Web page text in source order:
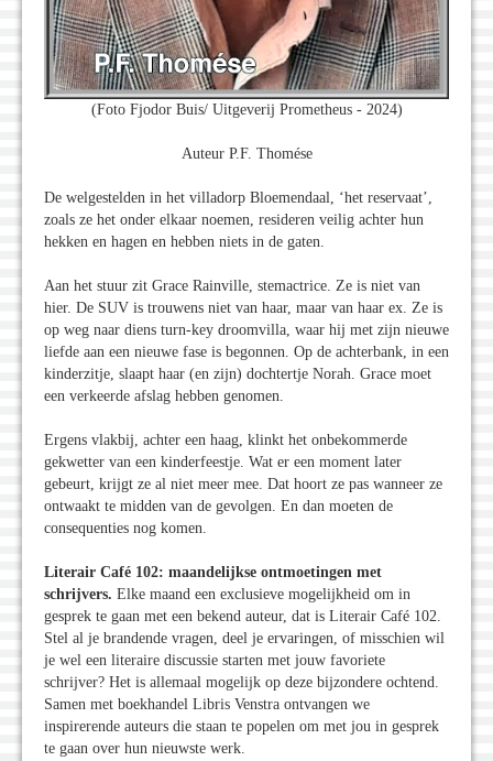
(Foto Fjodor Buis/ Uitgeverij Prometheus - 2024)
Auteur P.F. Thomése
De welgestelden in het villadorp Bloemendaal, ‘het reservaat’,
zoals ze het onder elkaar noemen, resideren veilig achter hun
hekken en hagen en hebben niets in de gaten.
Aan het stuur zit Grace Rainville, stemactrice. Ze is niet van
hier. De SUV is trouwens niet van haar, maar van haar ex. Ze is
op weg naar diens turn-key droomvilla, waar hij met zijn nieuwe
liefde aan een nieuwe fase is begonnen. Op de achterbank, in een
kinderzitje, slaapt haar (en zijn) dochtertje Norah. Grace moet
een verkeerde afslag hebben genomen.
Ergens vlakbij, achter een haag, klinkt het onbekommerde
gekwetter van een kinderfeestje. Wat er een moment later
gebeurt, krijgt ze al niet meer mee. Dat hoort ze pas wanneer ze
ontwaakt te midden van de gevolgen. En dan moeten de
consequenties nog komen.
Literair Café 102: maandelijkse ontmoetingen met
schrijvers. Elke maand een exclusieve mogelijkheid om in
gesprek te gaan met een bekend auteur, dat is Literair Café 102.
Stel al je brandende vragen, deel je ervaringen, of misschien wil
je wel een literaire discussie starten met jouw favoriete
schrijver? Het is allemaal mogelijk op deze bijzondere ochtend.
Samen met boekhandel Libris Venstra ontvangen we
inspirerende auteurs die staan te popelen om met jou in gesprek
te gaan over hun nieuwste werk.